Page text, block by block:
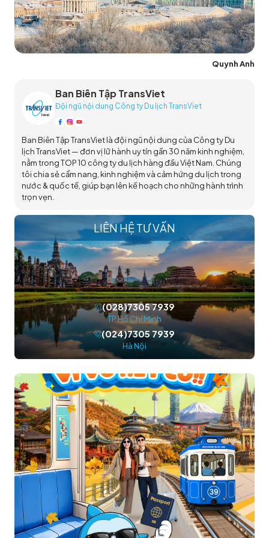
Quynh Anh
Ban Biên Tập TransViet
Đội ngũ nội dung Công ty Du lịch TransViet
Ban Biên Tập TransViet là đội ngũ nội dung của Công ty Du
lịch TransViet — đơn vị lữ hành uy tín gần 30 năm kinh nghiệm,
nằm trong TOP 10 công ty du lịch hàng đầu Việt Nam. Chúng
tôi chia sẻ cẩm nang, kinh nghiệm và cảm hứng du lịch trong
nước & quốc tế, giúp bạn lên kế hoạch cho những hành trình
trọn vẹn.
LIÊN HỆ TƯ VẤN
(028)7305 7939
TP.Hồ Chí Minh
(024)7305 7939
Hà Nội